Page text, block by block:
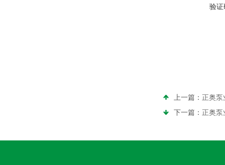
验证
上一篇： 正奥泵
下一篇： 正奥泵